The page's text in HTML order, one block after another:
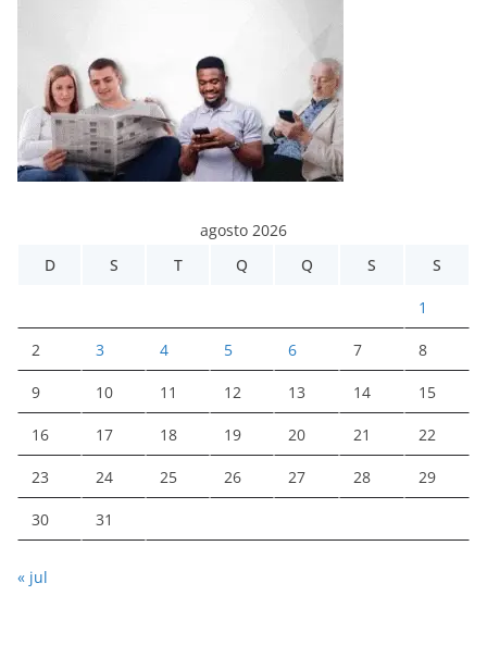
agosto 2026
D
S T Q Q S S
1
2 3 4 5 6 7 8
9 10 11 12 13 14 15
16 17 18 19 20 21 22
23 24 25 26 27 28 29
30 31
« jul